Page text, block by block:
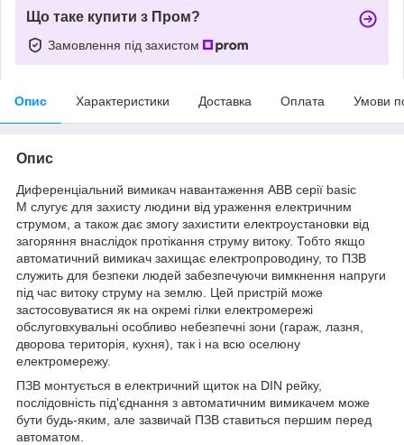
Що таке купити з Пром?
Замовлення під захистом
Опис Характеристики Доставка Оплата Умови
Опис
Диференціальний вимикач навантаження ABB серії basic
M слугує для захисту людини від ураження електричним
струмом, а також дає змогу захистити електроустановки від
загоряння внаслідок протікання струму витоку. Тобто якщо
автоматичний вимикач захищає електропроводину, то ПЗВ
служить для безпеки людей забезпечуючи вимкнення напруги
під час витоку струму на землю. Цей пристрій може
застосовуватися як на окремі гілки електромережі
обслуговхувальні особливо небезпечні зони (гараж, лазня,
дворова територія, кухня), так і на всю оселюну
електромережу.
ПЗВ монтується в електричний щиток на DIN рейку,
послідовність під'єднання з автоматичним вимикачем може
бути будь-яким, але зазвичай ПЗВ ставиться першим перед
автоматом.